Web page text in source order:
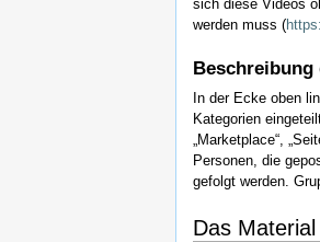
sich diese Videos
werden muss (
In der Ecke oben
Kategorien
„Marketplace“,
Personen, die
gefolgt werden.
Das Material